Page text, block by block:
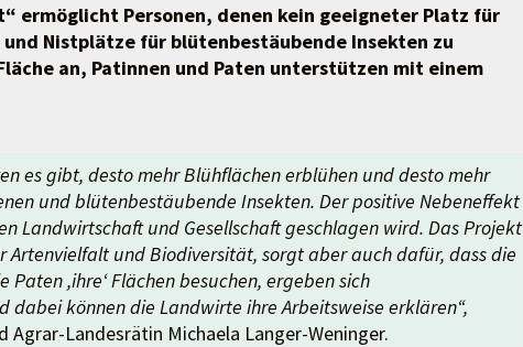
ermöglicht Personen, denen kein geeigneter Platz für
Nistplätze für blütenbestäubende Insekten zu
an, Patinnen und Paten unterstützen mit einem
es gibt, desto mehr Blühflächen erblühen und desto mehr
und blütenbestäubende Insekten. Der positive Nebeneffekt
Landwirtschaft und Gesellschaft geschlagen wird. Das Projekt
und Biodiversität, sorgt aber auch dafür, dass die
,ihre‘ Flächen besuchen, ergeben sich
können die Landwirte ihre Arbeitsweise erklären“,
Landesrätin Michaela Langer-Weninger.